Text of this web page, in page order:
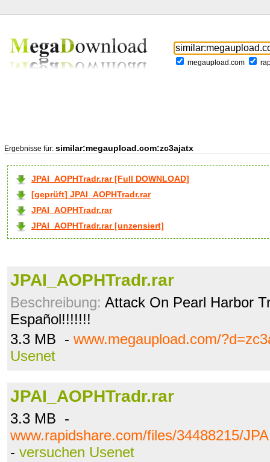
megaupload.com
Ergebnisse für: similar:megaupload.com:zc3ajatx
JPAI_AOPHTradr.rar [Full DOWNLOAD]
[geprüft] JPAI_AOPHTradr.rar
JPAI_AOPHTradr.rar
JPAI_AOPHTradr.rar [unzensiert]
JPAI_AOPHTradr.rar
Beschreibung: Attack On Pearl Harbor
Español!!!!!!!
3.3 MB - www.megaupload.com/
Usenet
JPAI_AOPHTradr.rar
3.3 MB -
www.rapidshare.com/files/34488215/
- versuchen Usenet